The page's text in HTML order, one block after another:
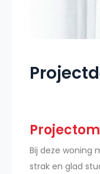
Bij deze woning
strak en glad